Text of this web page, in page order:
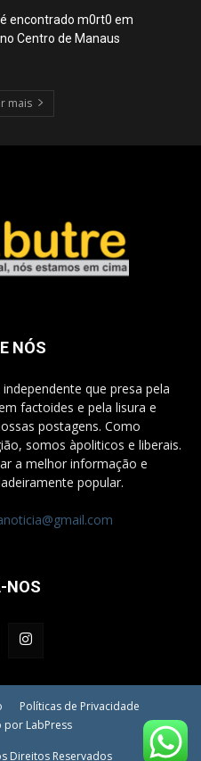
encontrado m0rt0 em
Centro de Manaus
mais
NÓS
que presa pela
factoides e pela lisura e
postagens. Como
somos àpoliticos e liberais.
a melhor informação e
popular.
NOS
Políticas de Privacidade
por LabPress
Direitos Reservados